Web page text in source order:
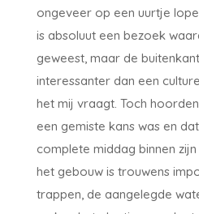
ongeveer op een uurtje
is absoluut een bezoek
geweest, maar de
interessanter dan een
het mij vraagt. Toch
een gemiste kans was en
complete middag binnen
het gebouw is trouwens
trappen, de aangelegde